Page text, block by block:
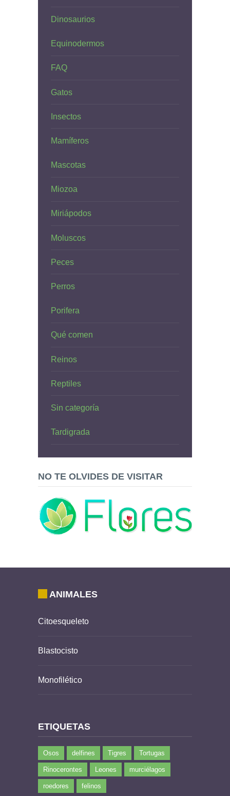
Dinosaurios
Equinodermos
FAQ
Gatos
Insectos
Mamíferos
Mascotas
Miozoa
Miriápodos
Moluscos
Peces
Perros
Porifera
Qué comen
Reinos
Reptiles
Sin categoría
Tardigrada
NO TE OLVIDES DE VISITAR
ANIMALES
Citoesqueleto
Blastocisto
Monofilético
ETIQUETAS
Osos delfines Tigres Tortugas
Rinocerontes Leones murciélagos
roedores felinos